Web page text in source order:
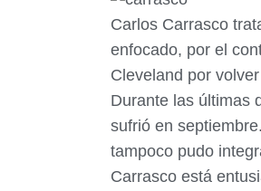
Carlos Carrasco
enfocado, por el
Cleveland por
Durante las últimas
sufrió en
tampoco pudo
Carrasco está